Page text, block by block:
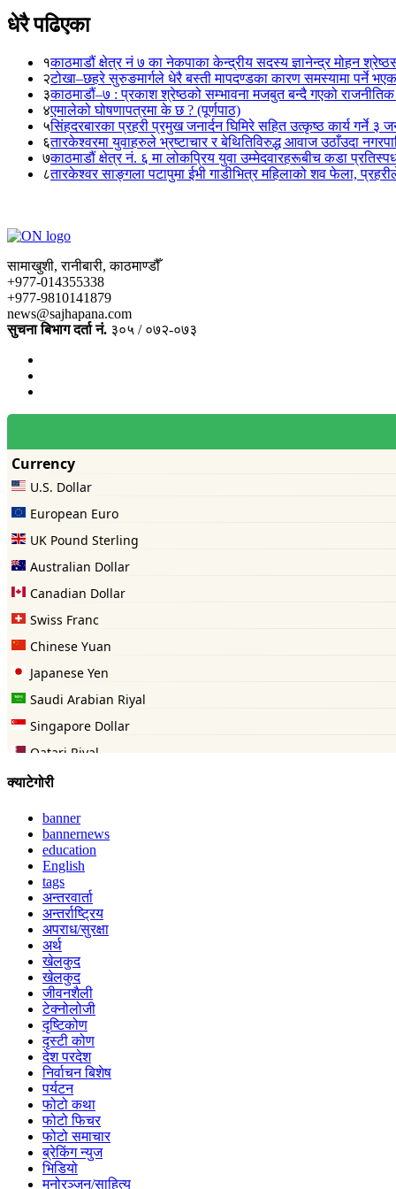
धेरै पढिएका
१काठमाडौं क्षेत्र नं ७ का नेकपाका केन्द्रीय सदस्य ज्ञानेन्द्र मोहन
२टोखा–छहरे सुरुङमार्गले धेरै बस्ती मापदण्डका कारण समस्यामा पर्ने
३काठमाडौं–७ : प्रकाश श्रेष्ठको सम्भावना मजबुत बन्दै गएको
४एमालेको घोषणापत्रमा के छ ? (पूर्णपाठ)
५सिंहदरबारका प्रहरी प्रमुख जनार्दन घिमिरे सहित उत्कृष्ठ कार्य गर्ने
६तारकेश्वरमा युवाहरुले भ्रष्टाचार र बेथितिविरुद्ध आवाज उठाँउदा
७काठमाडौं क्षेत्र नं. ६ मा लोकप्रिय युवा उम्मेदवारहरूबीच कडा
८तारकेश्वर साङ्गला पटापुमा ईभी गाडीभित्र महिलाको शव फेला,
सामाखुशी, रानीबारी, काठमाण्डौँ
+977-014355338
+977-9810141879
news@sajhapana.com
सुचना बिभाग दर्ता नं. ३०५ / ०७२-०७३
क्याटेगोरी
banner
bannernews
education
English
tags
अन्तरवार्ता
अन्तर्राष्ट्रिय
अपराध/सुरक्षा
अर्थ
खेलकुद
खेलकुद
जीवनशैली
टेक्नोलोजी
दृष्टिकोण
दृस्टी कोण
देश परदेश
निर्वाचन बिशेष
पर्यटन
फोटो कथा
फोटो फिचर
फोटो समाचार
ब्रेकिंग न्युज
भिडियो
मनोरञ्जन/साहित्य